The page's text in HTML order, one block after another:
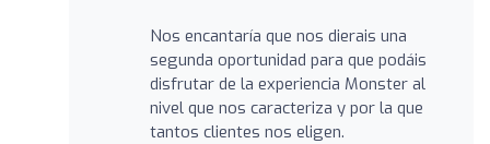
Nos encantaría que nos dierais una
segunda oportunidad para que podáis
disfrutar de la experiencia Monster al
nivel que nos caracteriza y por la que
tantos clientes nos eligen.